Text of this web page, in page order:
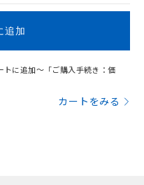
追加
に追加～「ご購入手続き：価
カートをみる